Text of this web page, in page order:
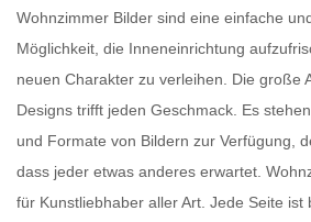
Wohnzimmer Bilder sind eine einfache
Möglichkeit, die Inneneinrichtung
neuen Charakter zu verleihen. Die große
Designs trifft jeden Geschmack. Es
und Formate von Bildern zur Verfügung,
dass jeder etwas anderes erwartet.
für Kunstliebhaber aller Art. Jede Seite ist